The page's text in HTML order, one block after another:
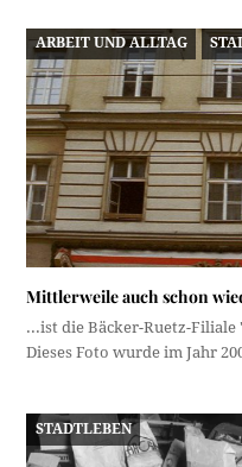
ARBEIT UND ALLTAG
Mittlerweile auch schon
...ist die Bäcker-Ruetz-
Dieses Foto wurde im Jahr
STADTLEBEN